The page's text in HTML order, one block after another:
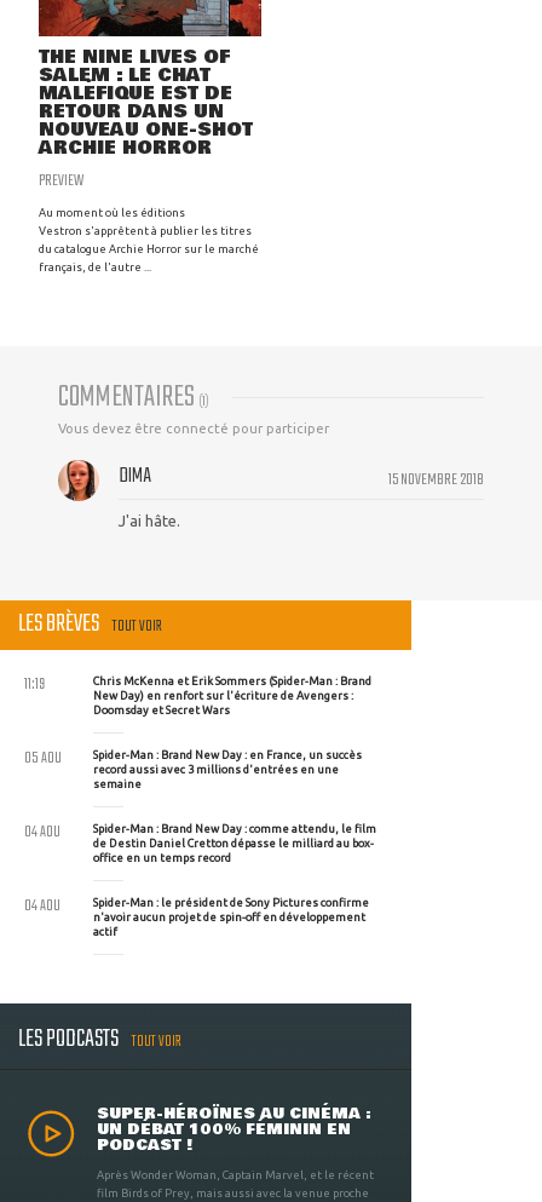
THE NINE LIVES OF
SALEM : LE CHAT
MALÉFIQUE EST DE
RETOUR DANS UN
NOUVEAU ONE-SHOT
ARCHIE HORROR
PREVIEW
Au moment où les éditions
Vestron s'apprêtent à publier les titres
du catalogue Archie Horror sur le marché
français, de l'autre ...
COMMENTAIRES (1)
Vous devez être connecté pour participer
15 NOVEMBRE 2018
DIMA
J'ai hâte.
LES BRÈVES TOUT VOIR
Chris McKenna et Erik Sommers (Spider-Man : Brand
New Day) en renfort sur l'écriture de Avengers :
Doomsday et Secret Wars
11:19
Spider-Man : Brand New Day : en France, un succès
record aussi avec 3 millions d'entrées en une
semaine
05 AOU
Spider-Man : Brand New Day : comme attendu, le film
de Destin Daniel Cretton dépasse le milliard au box-
office en un temps record
04 AOU
Spider-Man : le président de Sony Pictures confirme
n'avoir aucun projet de spin-off en développement
actif
04 AOU
LES PODCASTS TOUT VOIR
SUPER-HÉROÏNES AU CINÉMA :
UN DÉBAT 100% FÉMININ EN
PODCAST !
Après Wonder Woman, Captain Marvel, et le récent
film Birds of Prey, mais aussi avec la venue proche